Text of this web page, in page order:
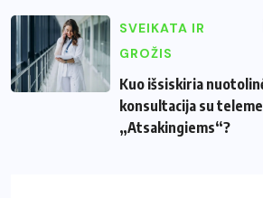
SVEIKATA IR
GROŽIS
Kuo išsiskiria
konsultacija su
„Atsakingiems“?